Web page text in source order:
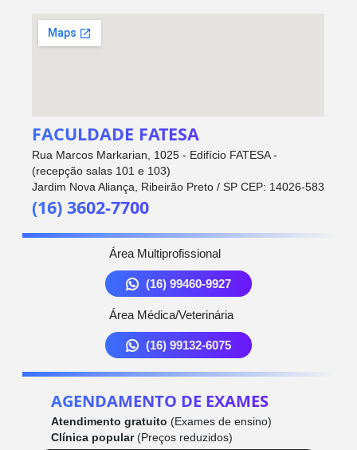
FACULDADE FATESA
Rua Marcos Markarian, 1025 - Edifício FATESA -
(recepção salas 101 e 103)
Jardim Nova Aliança, Ribeirão Preto / SP CEP: 14026-583
(16) 3602-7700
Área Multiprofissional
(16) 99460-9927
Área Médica/Veterinária
(16) 99132-6075
AGENDAMENTO DE EXAMES
Atendimento gratuito (Exames de ensino)
Clínica popular(Preços reduzidos)